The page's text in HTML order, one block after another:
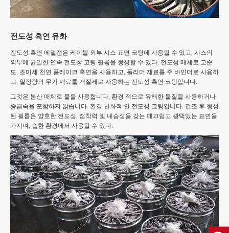
전도성 흑연 유화
전도성 흑연 에멀젼은 케이블 외부 시스 표면 코팅에 사용될 수 있고, 시스의
외부에 균일한 연속 전도성 코팅 필름을 형성할 수 있다. 전도성 매체로 고순
도, 초미세 천연 플레이크 흑연을 사용하고, 폴리머 재료를 주 바인더로 사용하
고, 일정량의 무기 재료를 개질제로 사용하는 전도성 흑연 코팅입니다.
그것은 분산 매체로 물을 사용합니다. 환경 적으로 유해한 물질을 사용하거나
중금속을 포함하지 않습니다. 환경 친화적 인 전도성 코팅입니다. 건조 후 형성
된 필름은 양호한 전도성, 접착력 및 내습성을 갖는 매끄럽고 광택있는 표면을
가지며, 습한 환경에서 사용될 수 있다.